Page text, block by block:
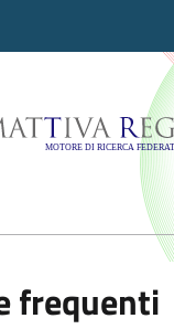
frequenti